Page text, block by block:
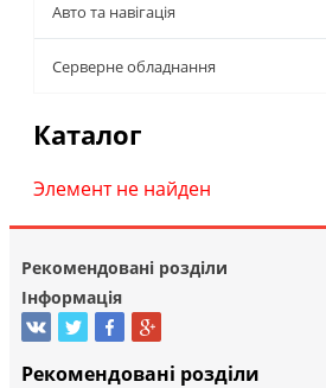
Авто та навігація
Серверне обладнання
Каталог
Элемент не найден
Рекомендовані розділи
Інформація
Рекомендовані розділи